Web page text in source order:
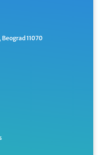
11070